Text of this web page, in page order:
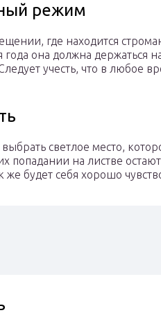
режим
где находится
года она должна держаться
учесть, что в любое
выбрать светлое место,
попадании на листве
же будет себя хорошо